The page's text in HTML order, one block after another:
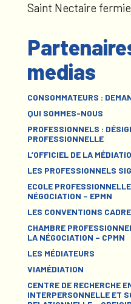
Saint Nectaire
medias
CONSOMMATEURS :
QUI SOMMES-NOUS
PROFESSIONNELS :
PROFESSIONNELLE
L’OFFICIEL DE LA
LES PROFESSIONNELS
ECOLE
NÉGOCIATION – EPMN
LES CONVENTIONS CADRE
CHAMBRE
LA NÉGOCIATION – CPMN
LES MÉDIATEURS
VIAMÉDIATION
CENTRE DE RECHERCHE
INTERPERSONNELLE ET